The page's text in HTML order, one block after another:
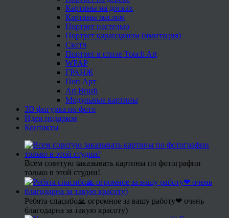
Картины на досках
Картины маслом
Портрет пастелью
Портрет карандашом (имитация)
Скетч
Портрет в стиле Touch Art
WPAP
ГРАНЖ
Поп Арт
Art Brush
Модульные картины
3D фигурка по фото
Идеи подарков
Контакты
Всем советую заказывать картины по фотографии
только в этой студии!
Ребята спасибо🙏 огромное за вашу работу❤ очень
благодарна за такую красоту)